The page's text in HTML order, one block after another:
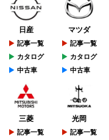
日産
記事一覧
カタログ
中古車
マツダ
記事一覧
カタログ
中古車
三菱
記事一覧
光岡
記事一覧